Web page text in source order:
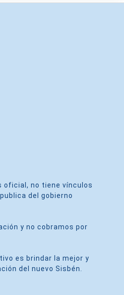
oficial, no tiene vínculos
del gobierno
y no cobramos por
es brindar la mejor y
del nuevo Sisbén.